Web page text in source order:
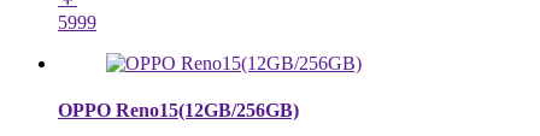
5999
OPPO Reno15(12GB/256GB)